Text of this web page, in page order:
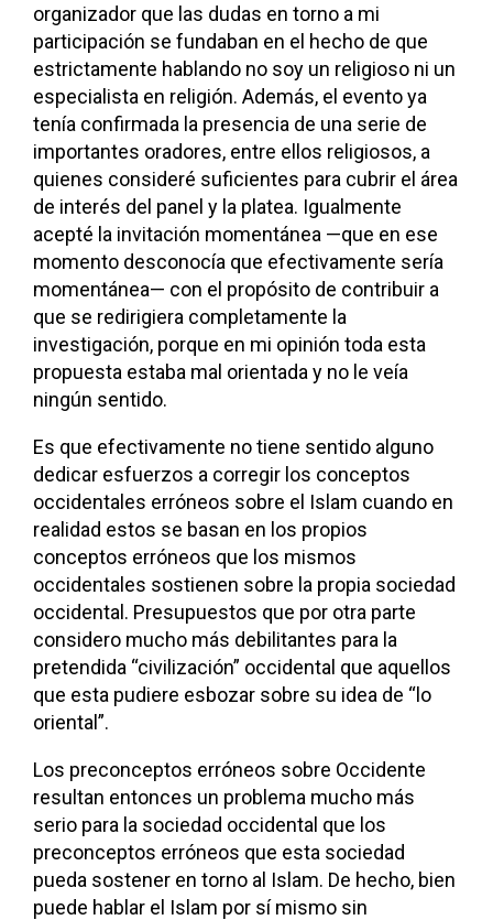
organizador que las dudas en torno a mi
participación se fundaban en el hecho de que
estrictamente hablando no soy un religioso ni un
especialista en religión. Además, el evento ya
tenía confirmada la presencia de una serie de
importantes oradores, entre ellos religiosos, a
quienes consideré suficientes para cubrir el área
de interés del panel y la platea. Igualmente
acepté la invitación momentánea —que en ese
momento desconocía que efectivamente sería
momentánea— con el propósito de contribuir a
que se redirigiera completamente la
investigación, porque en mi opinión toda esta
propuesta estaba mal orientada y no le veía
ningún sentido.
Es que efectivamente no tiene sentido alguno
dedicar esfuerzos a corregir los conceptos
occidentales erróneos sobre el Islam cuando en
realidad estos se basan en los propios
conceptos erróneos que los mismos
occidentales sostienen sobre la propia sociedad
occidental. Presupuestos que por otra parte
considero mucho más debilitantes para la
pretendida “civilización” occidental que aquellos
que esta pudiere esbozar sobre su idea de “lo
oriental”.
Los preconceptos erróneos sobre Occidente
resultan entonces un problema mucho más
serio para la sociedad occidental que los
preconceptos erróneos que esta sociedad
pueda sostener en torno al Islam. De hecho, bien
puede hablar el Islam por sí mismo sin